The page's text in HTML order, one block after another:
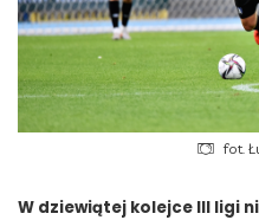
fot.
W dziewiątej kolejce III ligi